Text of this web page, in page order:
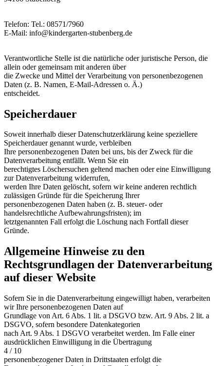
Telefon: Tel.: 08571/7960
E-Mail: info@kindergarten-stubenberg.de
Verantwortliche Stelle ist die natürliche oder juristische Person, die
allein oder gemeinsam mit anderen über
die Zwecke und Mittel der Verarbeitung von personenbezogenen
Daten (z. B. Namen, E-Mail-Adressen o. Ä.)
entscheidet.
Speicherdauer
Soweit innerhalb dieser Datenschutzerklärung keine speziellere
Speicherdauer genannt wurde, verbleiben
Ihre personenbezogenen Daten bei uns, bis der Zweck für die
Datenverarbeitung entfällt. Wenn Sie ein
berechtigtes Löschersuchen geltend machen oder eine Einwilligung
zur Datenverarbeitung widerrufen,
werden Ihre Daten gelöscht, sofern wir keine anderen rechtlich
zulässigen Gründe für die Speicherung Ihrer
personenbezogenen Daten haben (z. B. steuer- oder
handelsrechtliche Aufbewahrungsfristen); im
letztgenannten Fall erfolgt die Löschung nach Fortfall dieser
Gründe.
Allgemeine Hinweise zu den
Rechtsgrundlagen der Datenverarbeitung
auf dieser Website
Sofern Sie in die Datenverarbeitung eingewilligt haben, verarbeiten
wir Ihre personenbezogenen Daten auf
Grundlage von Art. 6 Abs. 1 lit. a DSGVO bzw. Art. 9 Abs. 2 lit. a
DSGVO, sofern besondere Datenkategorien
nach Art. 9 Abs. 1 DSGVO verarbeitet werden. Im Falle einer
ausdrücklichen Einwilligung in die Übertragung
4 / 10
personenbezogener Daten in Drittstaaten erfolgt die